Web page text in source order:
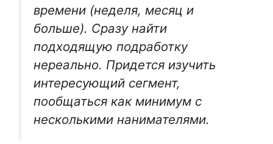
времени (неделя, месяц и
больше). Сразу найти
подходящую подработку
нереально. Придется изучить
интересующий сегмент,
пообщаться как минимум с
несколькими нанимателями.